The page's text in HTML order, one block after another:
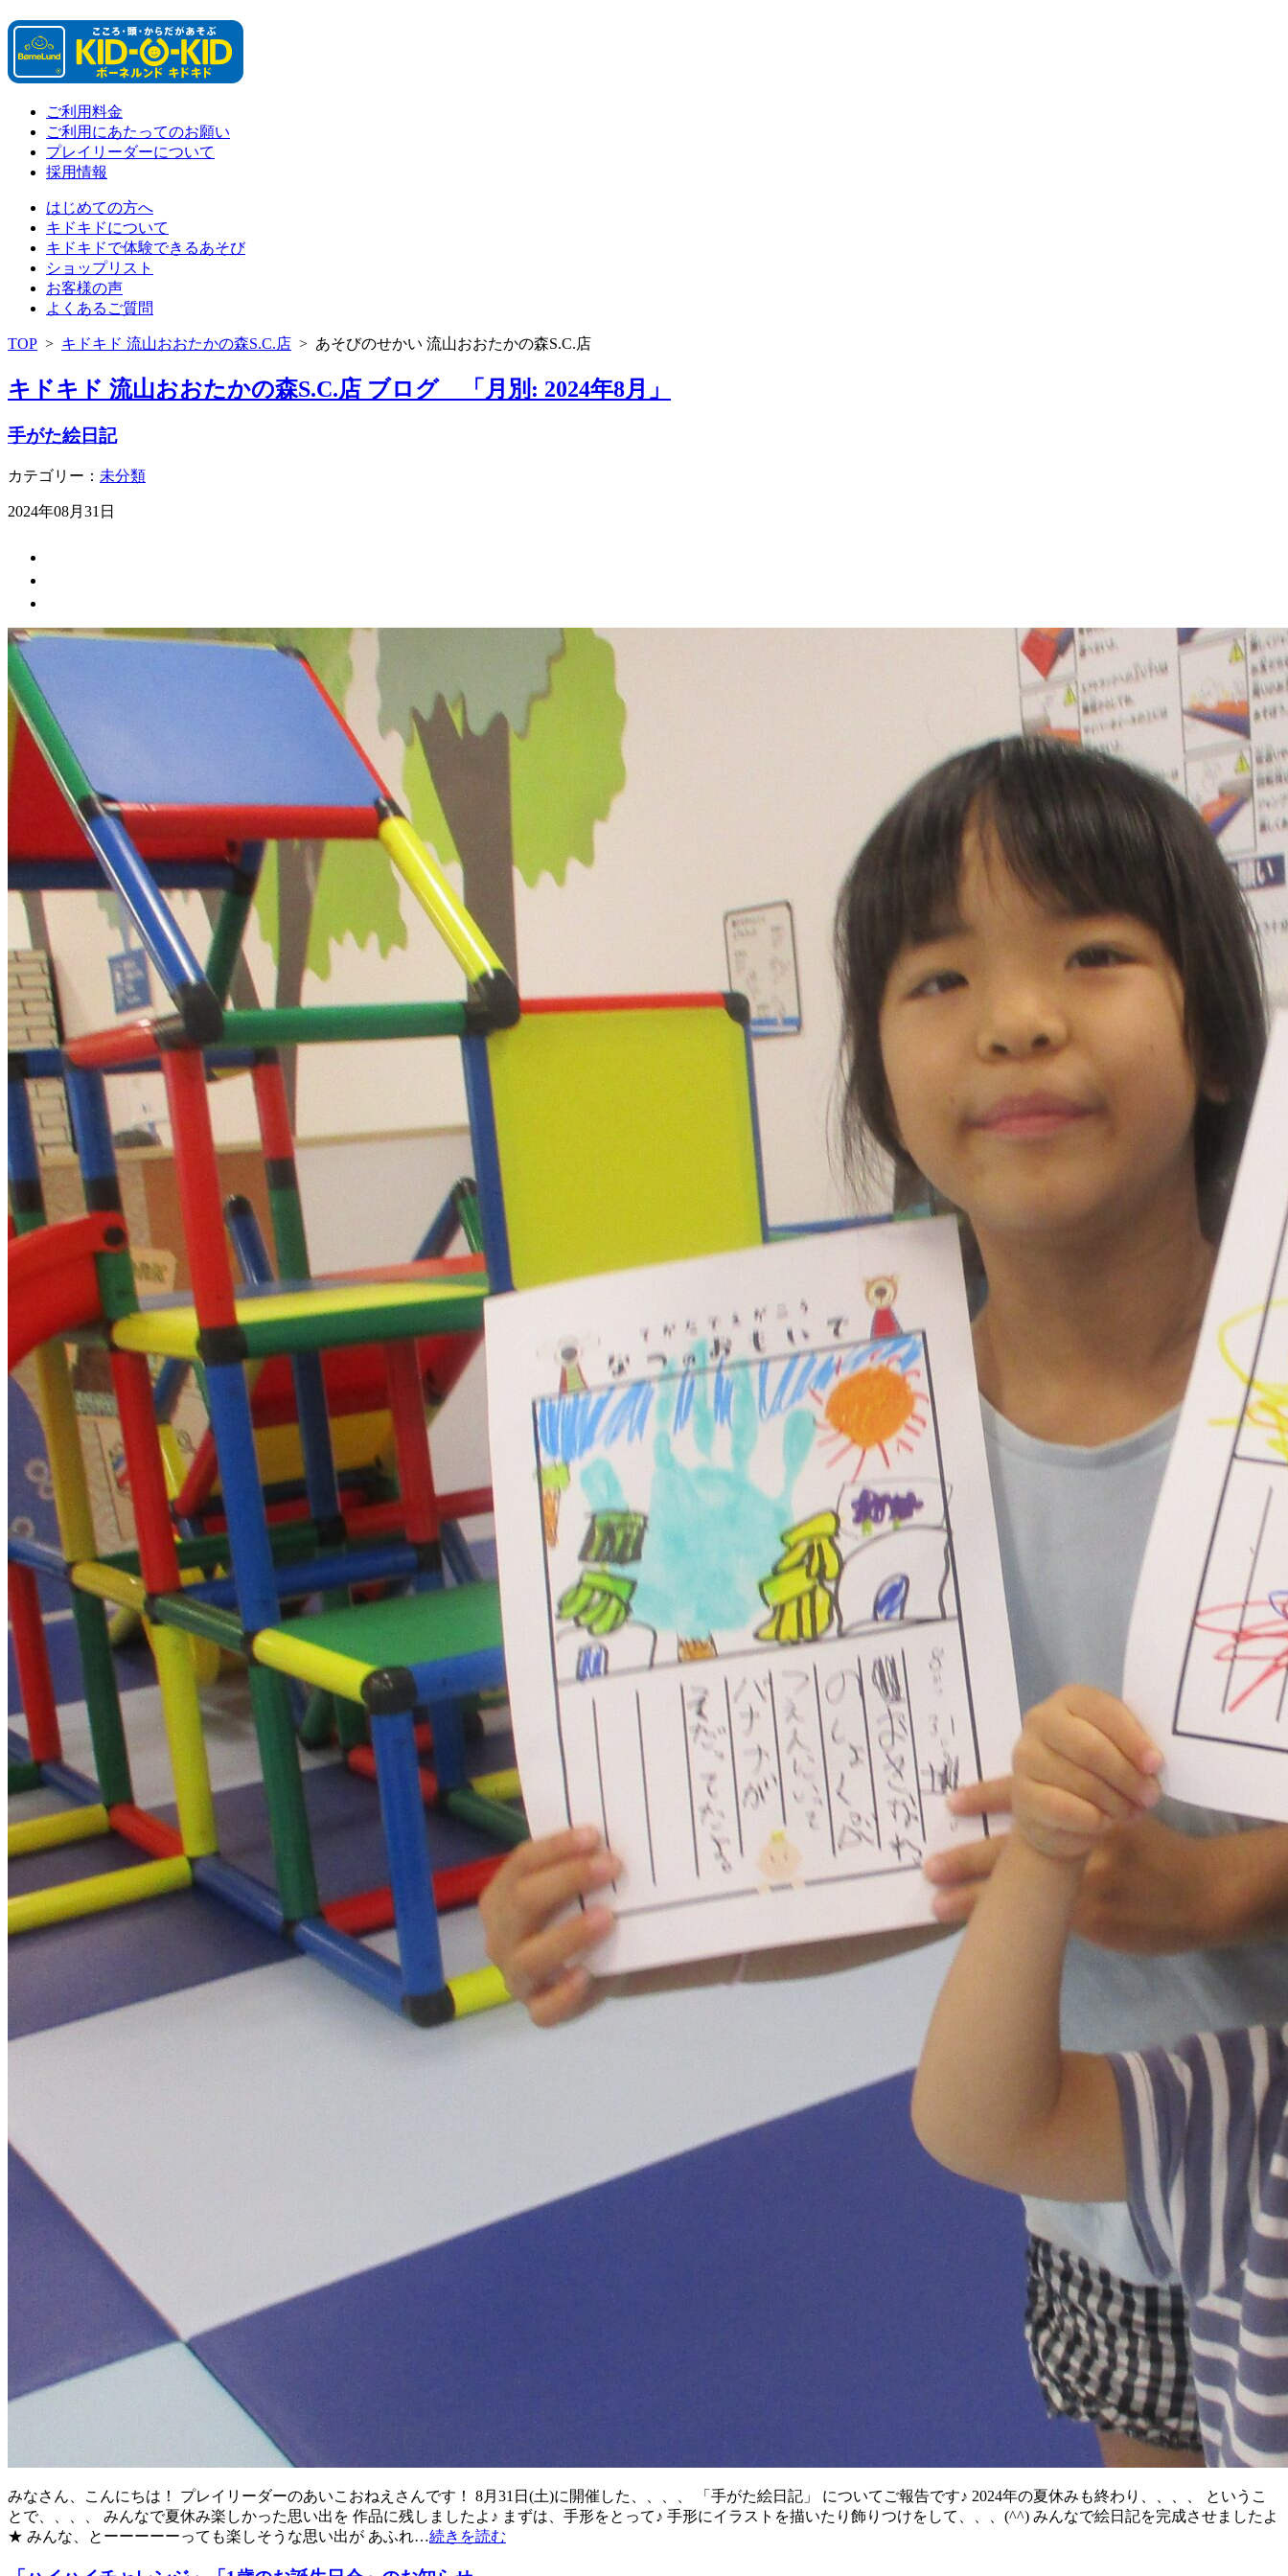
ご利用料金
ご利用にあたってのお願い
プレイリーダーについて
採用情報
はじめての方へ
キドキドについて
キドキドで体験できるあそび
ショップリスト
お客様の声
よくあるご質問
TOP > キドキド 流山おおたかの森S.C.店 > あそびのせかい 流山おおたかの森S.C.店
キドキド 流山おおたかの森S.C.店 ブログ 「月別: 2024年8月」
手がた絵日記
カテゴリー： 未分類
2024年08月31日
みなさん、こんにちは！ プレイリーダーのあいこおねえさんです！ 8月31日(土)に開催した、、、、 「手がた絵日記」 についてご報告です♪ 2024年の夏休みも終わり、、、、 というこ
とで、、、、 みんなで夏休み楽しかった思い出を 作品に残しましたよ♪ まずは、手形をとって♪ 手形にイラストを描いたり飾りつけをして、、、(^^) みんなで絵日記を完成させましたよ
★ みんな、とーーーーーっても楽しそうな思い出が あふれ…続きを読む